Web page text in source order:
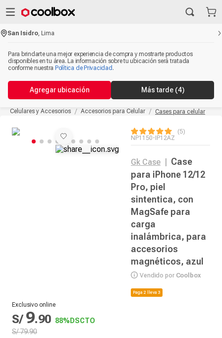
San Isidro ,Lima
Para brindarte una mejor experiencia de compra y mostrarte productos
disponibles en tu área. La información sobre tu ubicación será tratada
conforme nuestra Política de Privacidad .
Agregar ubicación Más tarde (4)
Celulares y Accesorios Accesorios para Celular Cases para celular
5
NP1150-IP12AZ
Gk Case
Case
para iPhone 12/12
Pro, piel
sintentica, con
MagSafe para
carga
inalámbrica, para
accesorios
magnéticos, azul
Vendido por Coolbox
Paga 2 lleva 3
Exclusivo online
S/ 9.90 88% DSCTO
S/79.90